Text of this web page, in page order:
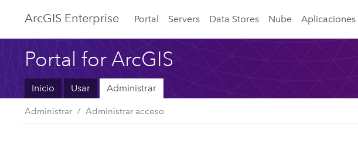
ArcGIS Enterprise Portal Servers Data Stores Nube Aplicaciones
Portal for ArcGIS
Inicio Usar Administrar
Administrar Administrar acceso